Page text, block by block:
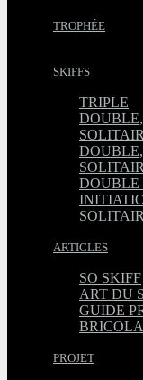
TROPHÉE
SKIFFS
TRIPLE
DOUBLE
ARTICLES
SO SKIFF
ART DU
GUIDE
PROJET